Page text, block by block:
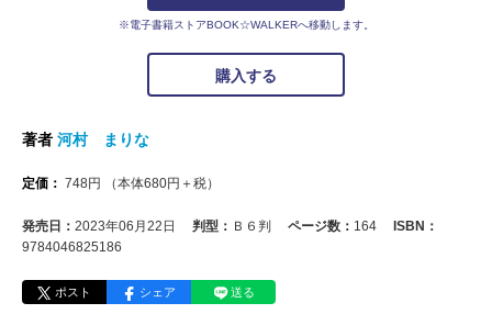
※電子書籍ストアBOOK☆WALKERへ移動します。
購入する
著者 河村 まりな
定価： 748円 （本体680円＋税）
発売日： 2023年06月22日 判型： Ｂ６判 ページ数： 164
ISBN：
9784046825186
ポスト シェア 送る